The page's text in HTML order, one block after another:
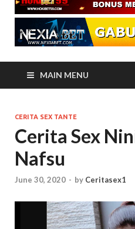
MAIN MENU
CERITA SEX TANTE
Cerita Sex
Nafsu
June 30, 2020 - by Ceritasex1